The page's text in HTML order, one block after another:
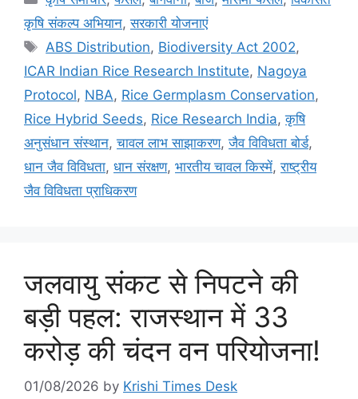
कृषि संकल्प अभियान,सरकारी योजनाएं
ABS Distribution, Biodiversity Act 2002,
ICAR Indian Rice Research Institute, Nagoya
Protocol, NBA, Rice Germplasm Conservation,
Rice Hybrid Seeds, Rice Research India,कृषि
अनुसंधान संस्थान,चावल लाभ साझाकरण,जैव विविधता बोर्ड,
धान जैव विविधता, धान संरक्षण, भारतीय चावल किस्में,राष्ट्रीय
जैव विविधता प्राधिकरण
जलवायु संकट से निपटने की
बड़ी पहल: राजस्थान में 33
करोड़ की चंदन वन परियोजना!
01/08/2026 by Krishi Times Desk